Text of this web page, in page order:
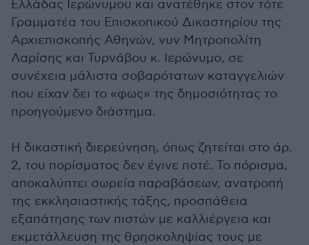
Ελλάδας Ιερώνυμου και ανατέθηκε στον τότε
Γραμματέα του Επισκοπικού Δικαστηρίου της
Αρχιεπισκοπής Αθηνών, νυν Μητροπολίτη
Λαρίσης και Τυρνάβου κ. Ιερώνυμο, σε
συνέχεια μάλιστα σοβαρότατων καταγγελιών
που είχαν δει το «φως» της δημοσιότητας το
προηγούμενο διάστημα.
Η δικαστική διερεύνηση, όπως ζητείται στο άρ.
2, του πορίσματος δεν έγινε ποτέ. Το πόρισμα,
αποκαλύπτει σωρεία παραβάσεων, ανατροπή
της εκκλησιαστικής τάξης, προσπάθεια
εξαπάτησης των πιστών με καλλιέργεια και
εκμετάλλευση της θρησκοληψίας τους με